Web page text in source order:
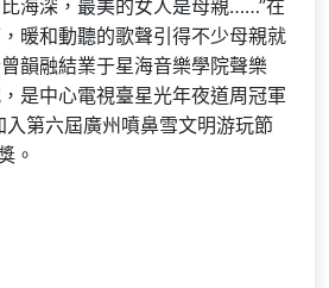
海深，最美的女人是母親……”在
暖和動聽的歌聲引得不少母親就
韻融結業于星海音樂學院聲樂
是中心電視臺星光年夜道周冠軍
第六屆廣州噴鼻雪文明游玩節
。